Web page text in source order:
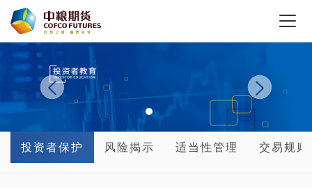
投资者保护 风险揭示 适当性管理 交易规则